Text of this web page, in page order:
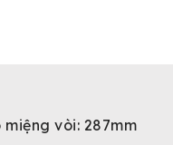
miệng vòi: 287mm